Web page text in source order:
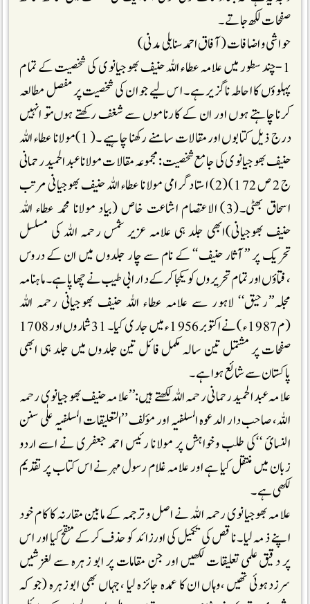
صفحات لکھ جاتے ۔
حواشی و اضافات (آفاق احمد سنابلی مدنی)
1-چند سطور میں علامہ عطاء اللہ حنیف بھوجیانوی کی شخصیت کے تما م
پہلوؤں کا احاطہ ناگزیر ہے۔ اس لیے جو ان کی شخصیت پر مفصل مطالعہ
کرنا چاہتے ہوں اور ان کے کارناموں سے شغف رکھتے ہوںتو انہیں
درج ذیل کتابوں اور مقالات سامنے رکھنا چاہیے ۔( 1)مولانا عطاء اللہ
حنیف بھوجیانوی کی جامع شخصیت :مجموعہ مقالات مولانا عبد الحمید رحمانی
ج 2 ص 172)(2) ا ستاد گرامی مولانا عطاء اللہ حنیف بھوجیانی مرتب
اسحاق بھٹی۔(3) الاعتصام اشاعت خاص (بیاد مولانا محمد عطاء اللہ
حنیف بھوجیانی)ابھی جلد ہی علامہ عزیر شمس رحمہ اللہ کی مسلسل
تحریک پر ’’آثار حنیف‘‘ کے نام سے چار جلدوں میں ان کے دروس
،فتاؤں اور تمام تحریروں کو یکجا کرکے دار ابی طیب نے چھاپا ہے۔ ماہنامہ
مجلہ’’رحیق‘‘ لاہور سے علامہ عطاء اللہ حنیف بھوجیانی رحمہ اللہ
(م 1987 ء) نے اکتوبر 1956 ء میں جاری کیا۔ 31 شماروں اور 1708
صفحات پر مشتمل تین سالہ مکمل فائل تین جلدوں میں جلد ہی ابھی
پاکستان سے شائع ہوا ہے۔
علامہ عبد الحمید رحمانی رحمہ اللہ لکھتے ہیں:’’علامہ حنیف بھوجیانوی رحمہ
اللہ،صاحب دار الدعوہ السلفیہ اور مؤلف ’’التعلیقات السلفیہ علٰی سنن
النسائ ‘‘کی طلب وخواہش پر مولانا رئیس احمد جعفری نے اسے اردو
زبان میں منتقل کیا ہے اور علامہ غلام رسول مہر نے اس کتاب پر تقدیم
لکھی ہے ۔
علامہ بھوجیانوی رحمہ اللہ نے اصل و ترجمہ کے مابین مقارنہ کا کام خود
اپنے ذمہ لیا ۔ ناقص کی تکمیل کی او رزائد کو حذف کرکے منقح کیا اور اس
پر دقیق علمی تعلیقات لکھیں اور جن مقامات پر ابو زہرہ سے لغزشیں
سرزدہوئی تھیں ،وہاں ان کا عمدہ جائزہ لیا ،جہاں بھی ابوزہرہ (جو کہ